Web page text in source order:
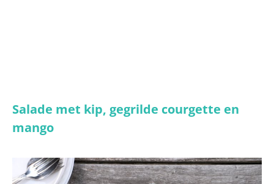
Salade met kip, gegrilde courgette en
mango